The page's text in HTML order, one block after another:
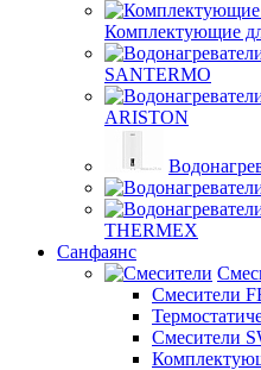
Комплектующие
SANTERMO
ARISTON
THERMEX
Санфаянс
Смесители
Смесители